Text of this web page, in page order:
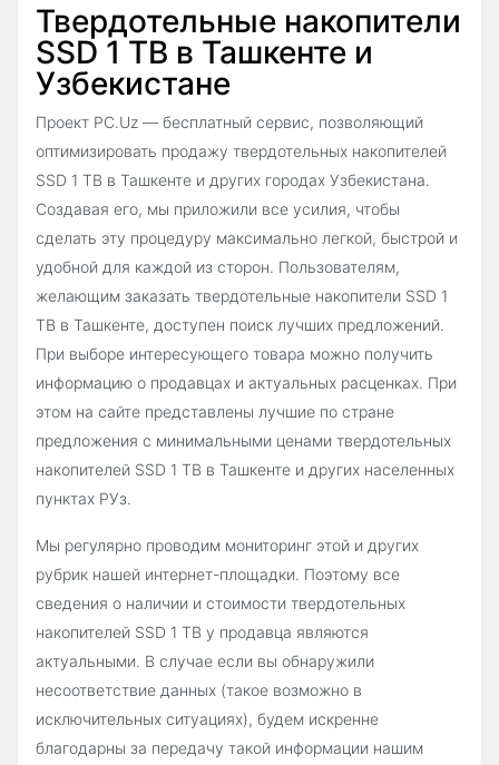
Твердотельные накопители
SSD 1 TB в Ташкенте и
Узбекистане
Проект PC.Uz — бесплатный сервис, позволяющий
оптимизировать продажу твердотельных накопителей
SSD 1 TB в Ташкенте и других городах Узбекистана.
Создавая его, мы приложили все усилия, чтобы
сделать эту процедуру максимально легкой, быстрой и
удобной для каждой из сторон. Пользователям,
желающим заказать твердотельные накопители SSD 1
TB в Ташкенте, доступен поиск лучших предложений.
При выборе интересующего товара можно получить
информацию о продавцах и актуальных расценках. При
этом на сайте представлены лучшие по стране
предложения с минимальными ценами твердотельных
накопителей SSD 1 TB в Ташкенте и других населенных
пунктах РУз.
Мы регулярно проводим мониторинг этой и других
рубрик нашей интернет-площадки. Поэтому все
сведения о наличии и стоимости твердотельных
накопителей SSD 1 TB у продавца являются
актуальными. В случае если вы обнаружили
несоответствие данных (такое возможно в
исключительных ситуациях), будем искренне
благодарны за передачу такой информации нашим